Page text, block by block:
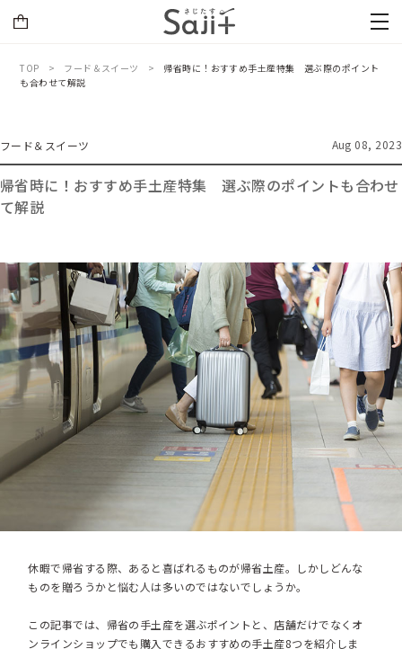
TOP フード＆スイーツ
帰省時に！おすすめ手土産特集 選ぶ際のポイント
も合わせて解説
フード＆スイーツ Aug 08, 2023
帰省時に！おすすめ手土産特集 選ぶ際のポイントも合わせ
て解説
休暇で帰省する際、あると喜ばれるものが帰省土産。しかしどんな
ものを贈ろうかと悩む人は多いのではないでしょうか。
この記事では、帰省の手土産を選ぶポイントと、店舗だけでなくオ
ンラインショップでも購入できるおすすめの手土産8つを紹介しま